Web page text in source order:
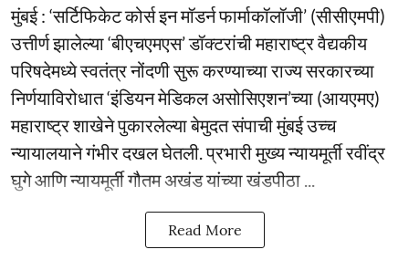
मुंबई : ‘सर्टिफिकेट कोर्स इन मॉडर्न फार्माकॉलॉजी’ (सीसीएमपी)
उत्तीर्ण झालेल्या ‘बीएचएमएस’ डॉक्टरांची महाराष्ट्र वैद्यकीय
परिषदेमध्ये स्वतंत्र नोंदणी सुरू करण्याच्या राज्य सरकारच्या
निर्णयाविरोधात ‘इंडियन मेडिकल असोसिएशन’च्या (आयएमए)
महाराष्ट्र शाखेने पुकारलेल्या बेमुदत संपाची मुंबई उच्च
न्यायालयाने गंभीर दखल घेतली. प्रभारी मुख्य न्यायमूर्ती रवींद्र
घुगे आणि न्यायमूर्ती गौतम अखंड यांच्या खंडपीठा ...
Read More